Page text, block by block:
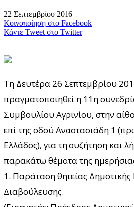
22 Σεπτεμβρίου 2016
Κοινοποίηση στο Facebook
Κάντε Tweet στο Twitter
Τη Δευτέρα 26 Σεπτεμβρίου
πραγματοποιηθεί η 11η
Συμβουλίου Αγρινίου, στην
επί της οδού Αναστασιάδη 1
Ελλάδος), για τη συζήτηση και
παρακάτω θέματα της
1. Παράταση θητείας Δημοτικής
Διαβούλευσης.